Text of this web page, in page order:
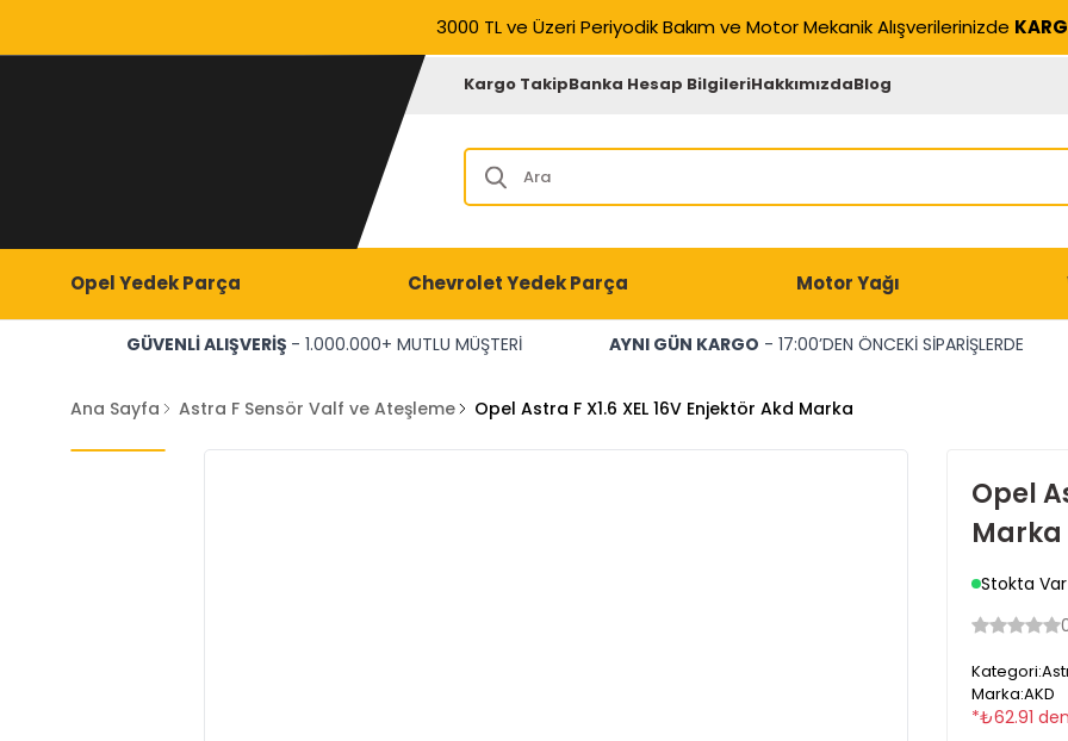
3000 TL ve Üzeri Periyodik Bakım ve Motor Mekanik Alışverilerinizde
Kargo TakipBanka Hesap BilgileriHakkımızdaBlog
Opel Yedek Parça Chevrolet Yedek Parça Motor Yağı
GÜVENLİ ALIŞVERİŞ - 1.000.000+ MUTLU MÜŞTERİ AYNI GÜN KARGO - 17:00’DEN ÖNCEKİ SİPARİŞLERDE
Ana Sayfa Astra F Sensör Valf ve Ateşleme Opel Astra F X1.6 XEL 16V Enjektör Akd Marka
Opel
Marka
Stokta Var
Kategori:
Marka:AKD
*₺62.91